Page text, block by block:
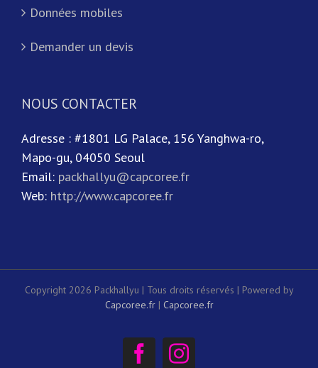
Données mobiles
Demander un devis
NOUS CONTACTER
Adresse : #1801 LG Palace, 156 Yanghwa-ro,
Mapo-gu, 04050 Seoul
Email: packhallyu@capcoree.fr
Web: http://www.capcoree.fr
Copyright 2026 Packhallyu | Tous droits réservés | Powered by
Capcoree.fr| Capcoree.fr
FacebookInstagram